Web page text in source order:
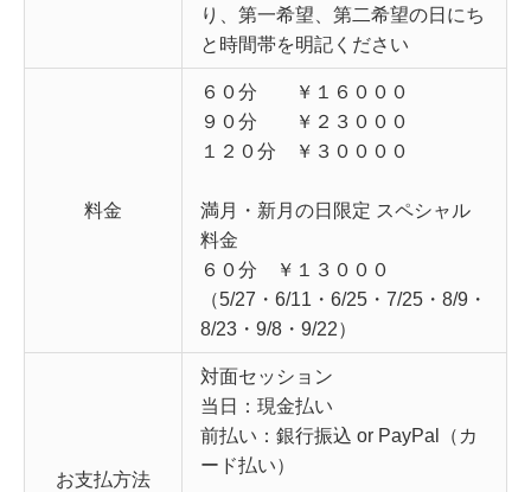
り、第一希望、第二希望の日にち
と時間帯を明記ください
料金
６０分 ￥１６０００
９０分 ￥２３０００
１２０分 ￥３００００
満月・新月の日限定 スペシャル
料金
６０分 ￥１３０００
（5/27・6/11・6/25・7/25・8/9・
8/23・9/8・9/22）
お支払方法
対面セッション
当日：現金払い
前払い：銀行振込 or PayPal（カ
ード払い）